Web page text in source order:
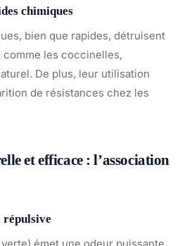
chimiques
bien que rapides, détruisent
les coccinelles,
De plus, leur utilisation
de résistances chez les
et efficace : l’association
répulsive